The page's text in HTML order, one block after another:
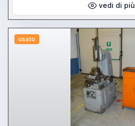
vedi di più
usato